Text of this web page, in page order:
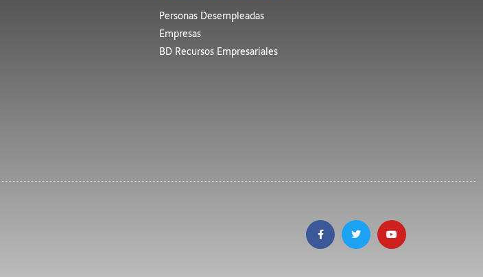
Personas Desempleadas
Empresas
BD Recursos Empresariales